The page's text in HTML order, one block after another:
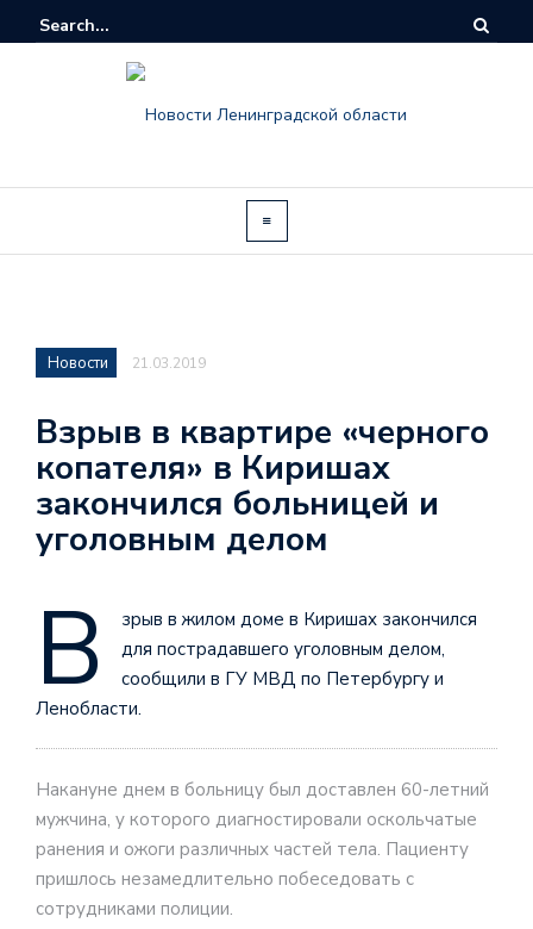
Новости 21.03.2019
Взрыв в квартире «черного
копателя» в Киришах
закончился больницей и
уголовным делом
В
зрыв в жилом доме в Киришах закончился
для пострадавшего уголовным делом,
сообщили в ГУ МВД по Петербургу и
Ленобласти.
Накануне днем в больницу был доставлен 60-летний
мужчина, у которого диагностировали оскольчатые
ранения и ожоги различных частей тела. Пациенту
пришлось незамедлительно побеседовать с
сотрудниками полиции.